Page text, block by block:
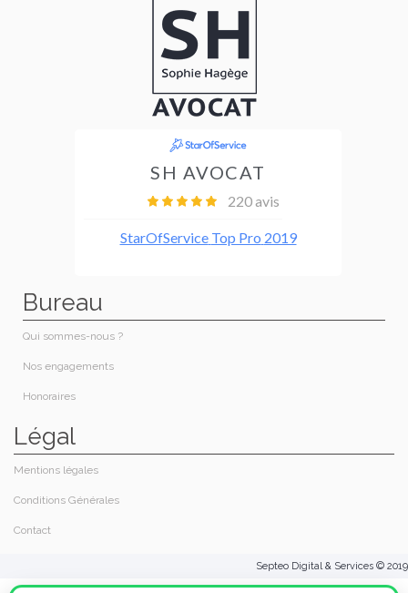
Bureau
Qui sommes-nous ?
Nos engagements
Honoraires​
Légal
Contact
Mentions légales
Conditions Générales
Septeo Digital & Services © 2019